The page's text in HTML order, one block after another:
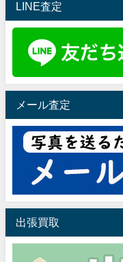
LINE査定
メール査定
出張買取